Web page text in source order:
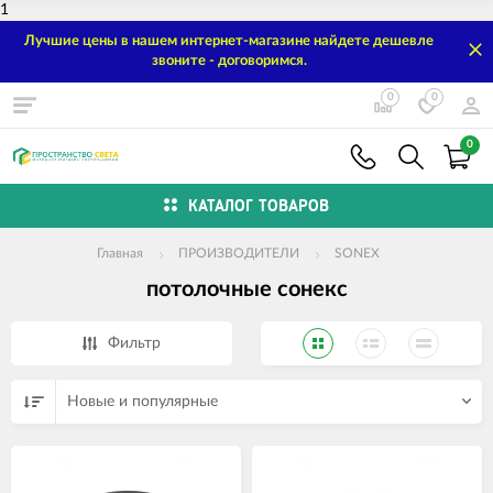
1
Лучшие цены в нашем интернет-магазине найдете дешевле
звоните - договоримся.
0 0
0
КАТАЛОГ ТОВАРОВ
Главная ПРОИЗВОДИТЕЛИ SONEX
потолочные сонекс
Фильтр
Новые и популярные